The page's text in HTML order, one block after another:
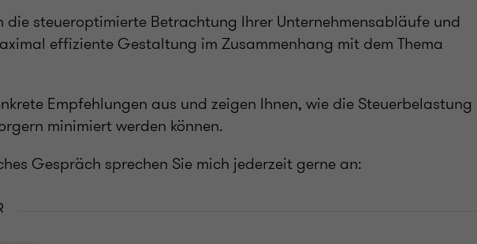
die steueroptimierte Betrachtung Ihrer Unternehmensabläufe und
effiziente Gestaltung im Zusammenhang mit dem Thema
Empfehlungen aus und zeigen Ihnen, wie die Steuerbelastung
minimiert werden können.
Gespräch sprechen Sie mich jederzeit gerne an: